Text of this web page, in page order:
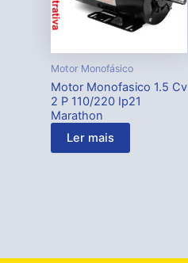
Motor Monofásico
Motor Monofasico 1.5 Cv
2 P 110/220 Ip21
Marathon
Ler mais